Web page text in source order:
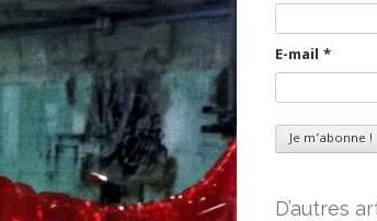
E-mail *
D’autres